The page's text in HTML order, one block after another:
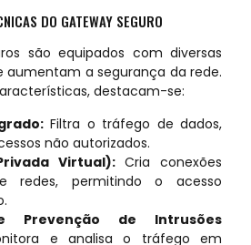
DO GATEWAY SEGURO
são equipados com diversas
aumentam a segurança da rede.
destacam-se:
Filtra o tráfego de dados,
não autorizados.
Virtual):Cria conexões
redes, permitindo o acesso
Prevenção de Intrusões
e analisa o tráfego em